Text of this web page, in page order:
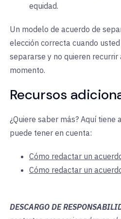
equidad.
Un modelo de acuerdo de
elección correcta cuando
separarse y no quieren recurrir
momento.
Recursos
¿Quiere saber más? Aquí tiene
puede tener en cuenta:
Cómo redactar un
Cómo redactar un
DESCARGO DE